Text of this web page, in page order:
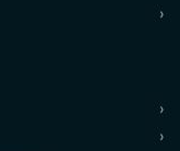
›
›
›